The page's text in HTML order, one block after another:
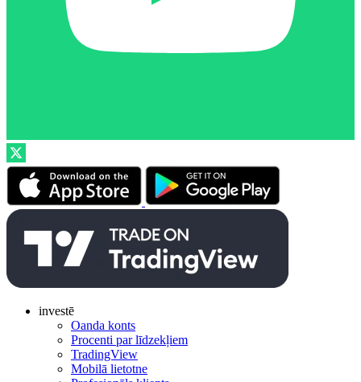
investē
Oanda konts
Procenti par līdzekļiem
TradingView
Mobilā lietotne